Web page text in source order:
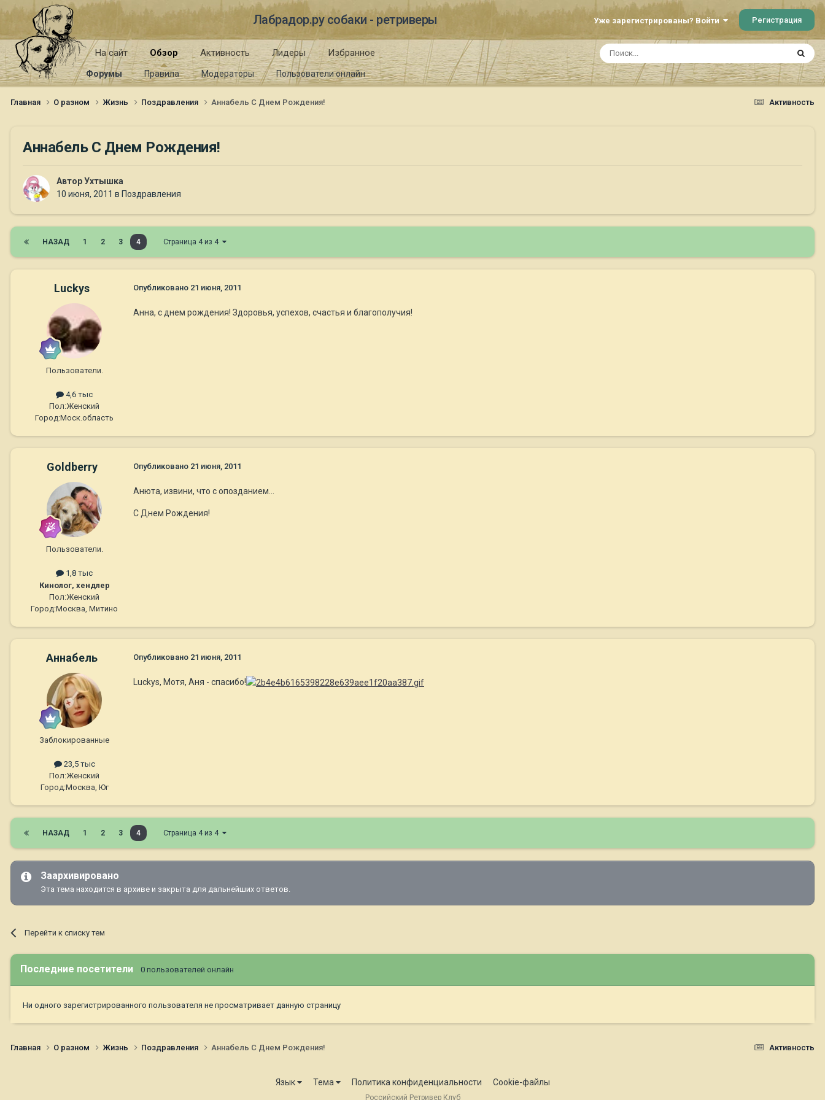
Лабрадор.ру собаки - ретриверы Уже зарегистрированы? Войти Регистрация
На сайт Обзор
Форумы Правила Модераторы Пользователи онлайн
Активность Лидеры Избранное
Активность
Главная О разном Жизнь Поздравления Аннабель С Днем Рождения!
Аннабель С Днем Рождения!
АвторУхтышка
10 июня, 2011 в Поздравления
НАЗАД 1 2 3 4 Страница 4 из 4
Luckys
Пользователи.
4,6 тыс
Пол:Женский
Город:Моск.область
Опубликовано 21 июня, 2011
Анна, с днем рождения! Здоровья, успехов, счастья и благополучия!
Goldberry
Пользователи.
1,8 тыс
Кинолог, хендлер
Пол:Женский
Город:Москва, Митино
Опубликовано 21 июня, 2011
Анюта, извини, что с опозданием...
С Днем Рождения!
Aннaбель
Заблокированные
23,5 тыс
Пол:Женский
Город:Москва, Юг
Опубликовано 21 июня, 2011
Luckys, Мотя, Аня - спасибо!
НАЗАД 1 2 3 4 Страница 4 из 4
Заархивировано
Эта тема находится в архиве и закрыта для дальнейших ответов.
Перейти к списку тем
Последние посетители 0 пользователей онлайн
Ни одного зарегистрированного пользователя не просматривает данную страницу
Активность
Главная О разном Жизнь Поздравления Аннабель С Днем Рождения!
Язык Тема Политика конфиденциальности Cookie-файлы
Российский Ретривер Клуб